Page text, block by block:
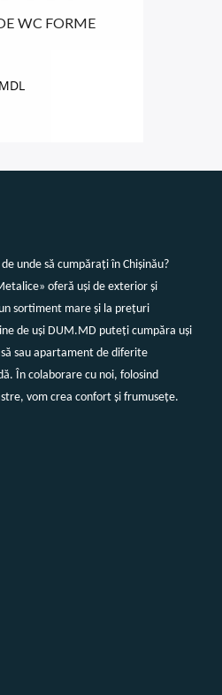
WC FORME
MDL
unde să cumpărați în Chișinău?
oferă uși de exterior și
sortiment mare și la prețuri
de uși DUM.MD puteți cumpăra uși
sau apartament de diferite
În colaborare cu noi, folosind
vom crea confort și frumusețe.